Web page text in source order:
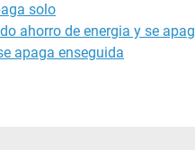
solo
ahorro de energia y se
apaga enseguida